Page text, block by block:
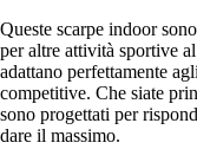
Queste scarpe indoor
per altre attività sportive
adattano perfettamente
competitive. Che siate
sono progettati per
dare il massimo.